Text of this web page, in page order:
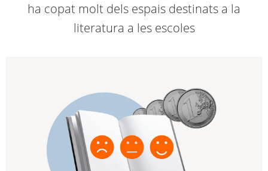
ha copat molt dels espais destinats a la
literatura a les escoles